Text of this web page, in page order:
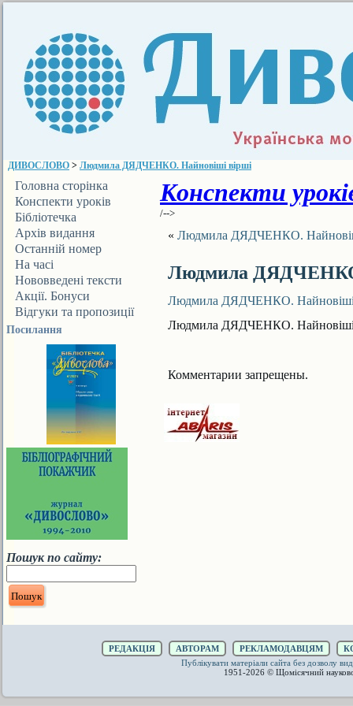
ДИВОСЛОВО > Людмила ДЯДЧЕНКО. Найновіші вірші
Головна сторінка
Конспекти уроків
Бібліотечка
ДИВОСЛОВА
Архів видання
Останній номер
На часі
Нововведені тексти
Акції. Бонуси
Відгуки та пропозиції
Посилання
Пошук по сайту:
Конспекти
/-->
« Людмила ДЯДЧЕНКО.
Людмила
Людмила ДЯДЧЕНКО. Найновіші
Людмила ДЯДЧЕНКО. Найновіші
Комментарии запрещены.
РЕДАКЦІЯ АВТОРАМ РЕКЛАМОДАВЦЯМ
Публікувати матеріали сайта без дозволу
1951-2026 © Щомісячний